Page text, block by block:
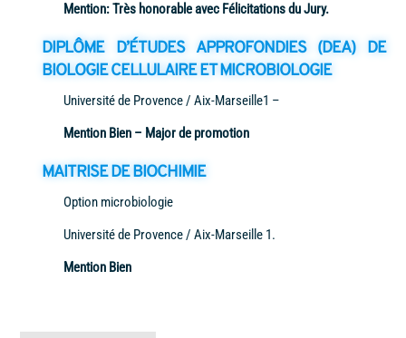
Mention: Très honorable avec Félicitations du Jury.
DIPLÔME D’ÉTUDES APPROFONDIES (DEA)DE
BIOLOGIE CELLULAIRE ET MICROBIOLOGIE
Université de Provence / Aix-Marseille1 –
Mention Bien – Major de promotion
MAITRISE DE BIOCHIMIE
Option microbiologie
Université de Provence / Aix-Marseille 1.
Mention Bien